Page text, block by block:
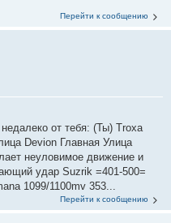
Перейти к сообщению
от тебя: (Ты) Troxa
Devion Главная Улица
неуловимое движение и
удар Suzrik =401-500=
1099/1100mv 353...
Перейти к сообщению